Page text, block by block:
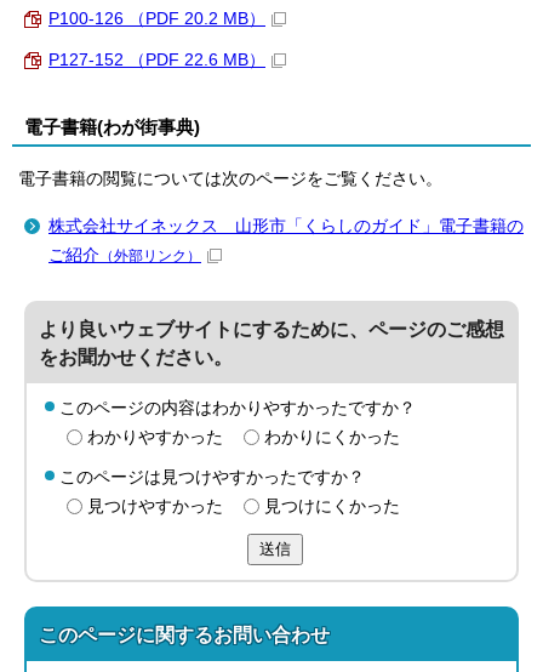
P100-126 （PDF 20.2 MB）
P127-152 （PDF 22.6 MB）
電子書籍(わが街事典)
電子書籍の閲覧については次のページをご覧ください。
株式会社サイネックス 山形市「くらしのガイド」電子書籍の
ご紹介 （外部リンク）
より良いウェブサイトにするために、ページのご感想
をお聞かせください。
このページの内容はわかりやすかったですか？
わかりやすかった
わかりにくかった
このページは見つけやすかったですか？
見つけやすかった
見つけにくかった
送信
このページに関するお問い合わせ